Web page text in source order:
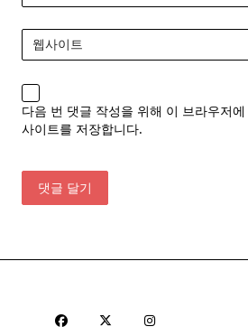
웹사이트
다음 번 댓글 작성을 위해 이 브라우저
사이트를 저장합니다.